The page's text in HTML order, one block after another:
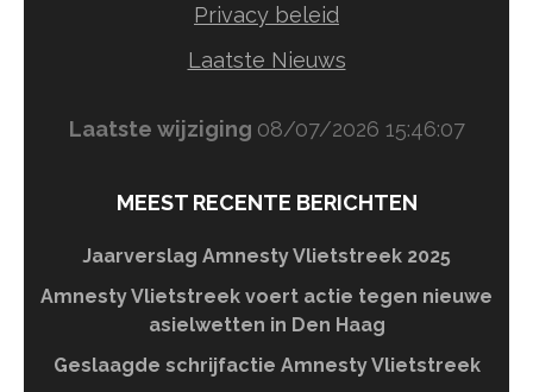
Privacy beleid
Laatste Nieuws
Laatste wijziging 08/07/2026 15:46:07
MEEST RECENTE BERICHTEN
Jaarverslag Amnesty Vlietstreek 2025
Amnesty Vlietstreek voert actie tegen nieuwe
asielwetten in Den Haag
Geslaagde schrijfactie Amnesty Vlietstreek